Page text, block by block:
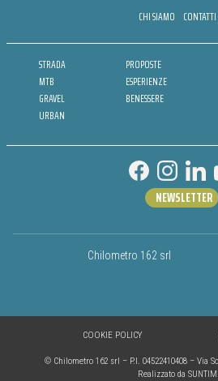
CHI SIAMO CONTATTI
STRADA
MTB
GRAVEL
URBAN
PROPOSTE
ESPERIENZE
BENESSERE
Chilometro 162 srl
NEWSLETTER
© Chilometro 162 srl – P.I. 04522410408 – Via
Realizzato da
COOKIE POLICY